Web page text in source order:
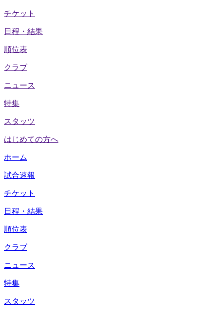
チケット
日程・結果
順位表
クラブ
ニュース
特集
スタッツ
はじめての方へ
ホーム
試合速報
チケット
日程・結果
順位表
クラブ
ニュース
特集
スタッツ